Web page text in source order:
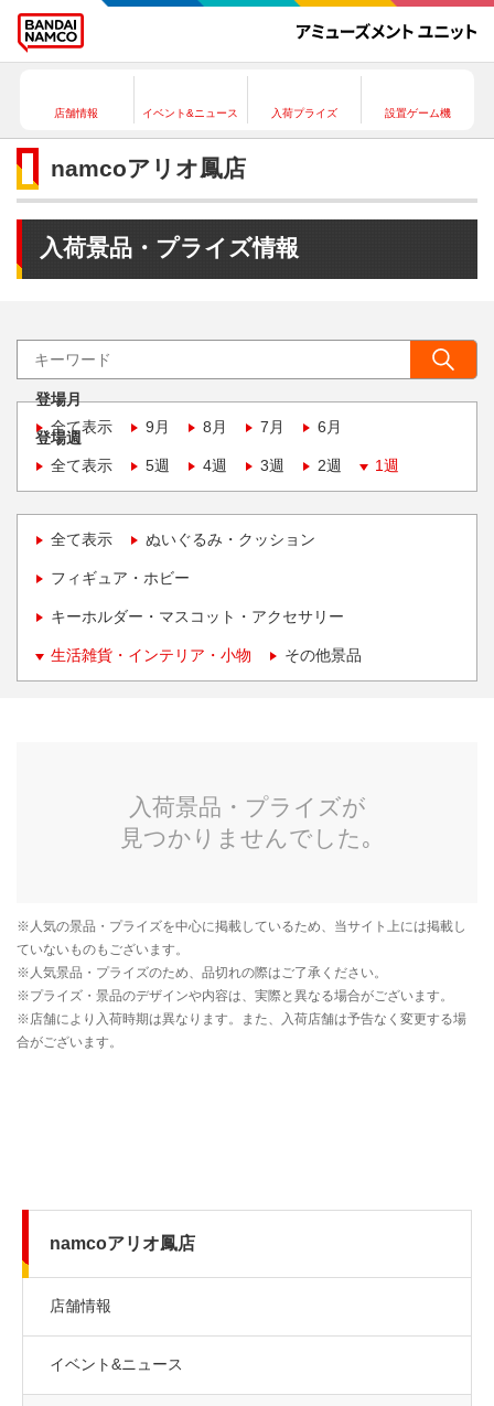
店舗情報 イベント&ニュース 入荷プライズ 設置ゲーム機
namcoアリオ鳳店
入荷景品・プライズ情報
登場月
全て表示
9月 8月 7月 6月
登場週
全て表示
5週 4週 3週 2週 1週
全て表示 ぬいぐるみ・クッション
フィギュア・ホビー
キーホルダー・マスコット・アクセサリー
生活雑貨・インテリア・小物 その他景品
namcoアリオ鳳店
店舗情報
イベント&ニュース